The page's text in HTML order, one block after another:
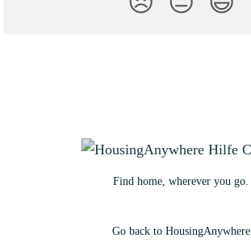
Find home, wherever you go.
Go back to HousingAnywhere